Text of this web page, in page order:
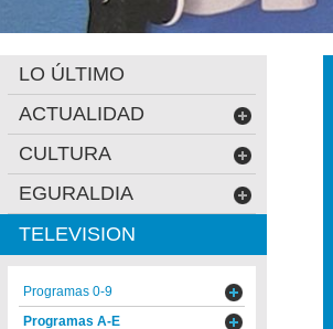
LO ÚLTIMO
ACTUALIDAD
CULTURA
EGURALDIA
TELEVISION
Programas 0-9
Programas A-E